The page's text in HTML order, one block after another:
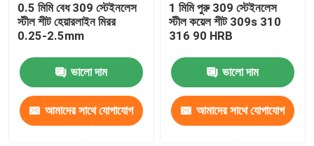
স্টেইনলেস স্টীল রড
স্টেইনলেস স্টীল ফালা
তামার বৃত্তাকার বার
0.5 মিমি বেধ 309 স্টেইনলেস
স্টীল শীট হেয়ারলাইন মিরর
0.25-2.5mm
ভালো দাম
আমাদের সাথে যোগাযোগ
1 মিমি পুরু 309 স্টেইনলেস
স্টীল কয়েল শীট 309s 310
316 90 HRB
ভালো দাম
আমাদের সাথে যোগাযোগ